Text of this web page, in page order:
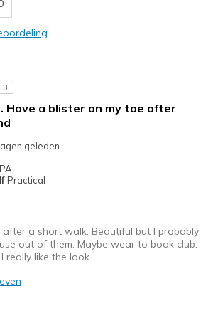
Feels true to width
3
Have a blister on my toe after
geleden
Practical
after a short walk. Beautiful but I probably
out of them. Maybe wear to book club.
really like the look.